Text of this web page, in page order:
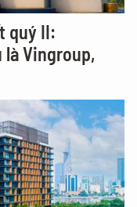
quý II:
là Vingroup,